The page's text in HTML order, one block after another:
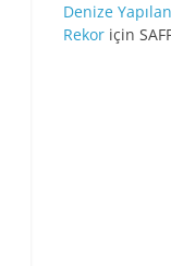
Denize
Rekor için